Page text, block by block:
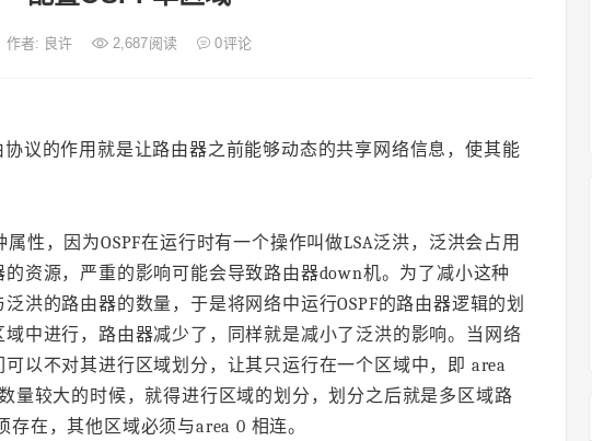
作者: 良许 2,687阅读 0评论
协议的作用就是让路由器之前能够动态的共享网络信息，使其能
属性，因为OSPF在运行时有一个操作叫做LSA泛洪，泛洪会占用
资源，严重的影响可能会导致路由器down机。为了减小这种
洪的路由器的数量，于是将网络中运行OSPF的路由器逻辑的划
中进行，路由器减少了，同样就是减小了泛洪的影响。当网络
以不对其进行区域划分，让其只运行在一个区域中，即 area
量较大的时候，就得进行区域的划分，划分之后就是多区域路
在，其他区域必须与area 0 相连。